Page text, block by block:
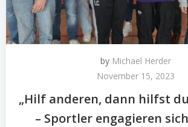
by Michael Herder
November 15, 2023
„Hilf anderen, dann hilfst
– Sportler engagieren